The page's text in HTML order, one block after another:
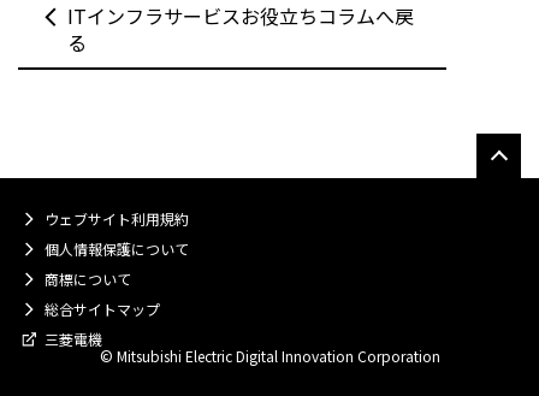
ITインフラサービスお役立ちコラムへ戻
る
ウェブサイト利用規約
個人情報保護について
商標について
総合サイトマップ
三菱電機
© Mitsubishi Electric Digital Innovation Corporation